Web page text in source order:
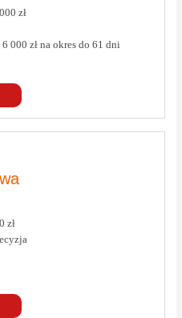
zł
000 zł na okres do 61 dni
zł